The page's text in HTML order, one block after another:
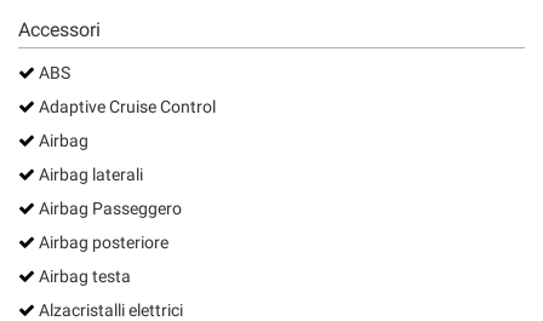
Accessori
ABS
Adaptive Cruise Control
Airbag
Airbag laterali
Airbag Passeggero
Airbag posteriore
Airbag testa
Alzacristalli elettrici